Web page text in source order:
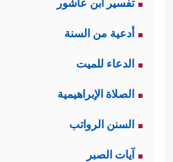
تفسير ابن عاشور
أدعية من السنة
الدعاء للميت
الصلاة الإبراهيمية
السنن الرواتب
آيات الصبر